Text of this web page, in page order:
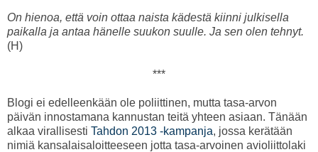
On hienoa, että voin ottaa naista kädestä kiinni julkisella
paikalla ja antaa hänelle suukon suulle. Ja sen olen tehnyt.
(H)
***
Blogi ei edelleenkään ole poliittinen, mutta tasa-arvon
päivän innostamana kannustan teitä yhteen asiaan. Tänään
alkaa virallisesti Tahdon 2013 -kampanja, jossa kerätään
nimiä kansalaisaloitteeseen jotta tasa-arvoinen avioliittolaki